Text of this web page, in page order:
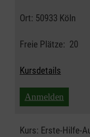
Ort: 50933 Köln
Freie Plätze: 20
Kursdetails
Anmelden
Kurs: Erste-Hilfe-